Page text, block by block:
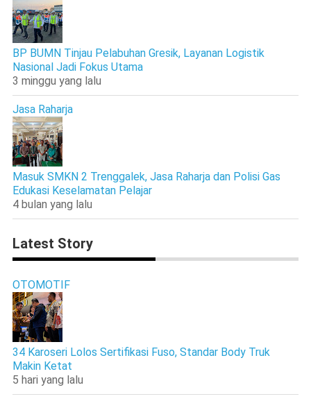
BP BUMN Tinjau Pelabuhan Gresik, Layanan Logistik
Nasional Jadi Fokus Utama
3 minggu yang lalu
Jasa Raharja
Masuk SMKN 2 Trenggalek, Jasa Raharja dan Polisi Gas
Edukasi Keselamatan Pelajar
4 bulan yang lalu
Latest Story
OTOMOTIF
34 Karoseri Lolos Sertifikasi Fuso, Standar Body Truk
Makin Ketat
5 hari yang lalu